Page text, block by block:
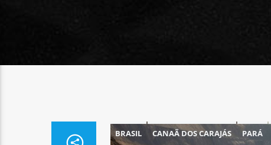
BRASIL CANAÃ DOS CARAJÁS PARÁ